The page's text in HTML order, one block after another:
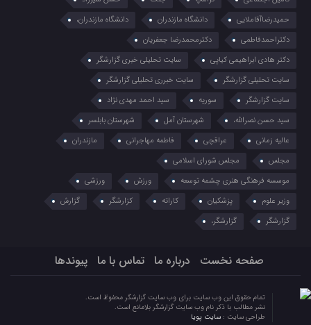
حمیدرضاآقاملایی
دانشگاه مازندران
دانشگاه مازندران،
دکتراحمدفاطمی
دکترمحمدرضا جعفریان
دکتر هادی ابراهیمی کیاپی
سایت تحلیلی خبری گزارشگر
سایت تحلیلی گزارشگر
سایت خبرری تحلیلی گزارشگر
سایت گزارشگر
سوریه
سید احمد مهدی نژاد
سید حسن نصرالله،
شهرستان آمل
شهرستان بابلسر
عالیه زمانی
عراقچی فاطمه مهاجرانی
مازندران
مجلس
مجلس شورای اسلامی
موسسه فرهنگی هنری چشمه توسعه
ورزش
ورزشی
وزیر علوم
پزشکیان کاراته کزارشگر
گزارش
گزارشگر
گزارشگر،
صفحه نخست درباره ما تماس با ما پیوندها
تمام حقوق این وب سایت برای وب سایت گزارشگر محفوظ است.
نشر مطالب با ذکر نام وب سایت گزارشگر بلامانع است.
طراحی سایت : سایت پویا